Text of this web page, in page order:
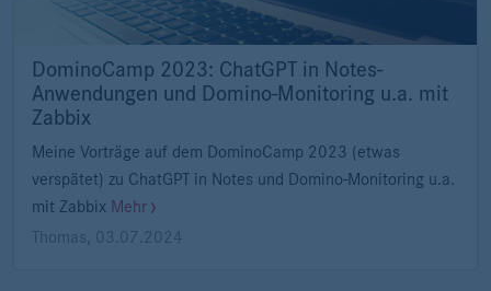
DominoCamp 2023: ChatGPT in Notes-
Anwendungen und Domino-Monitoring u.a. mit
Zabbix
Meine Vorträge auf dem DominoCamp 2023 (etwas
verspätet) zu ChatGPT in Notes und Domino-Monitoring u.a.
mit Zabbix Mehr
Thomas
03.07.2024